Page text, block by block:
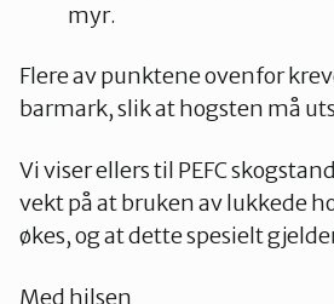
myr.
Flere av punktene ovenfor
barmark, slik at hogsten må
Vi viser ellers til PEFC
vekt på at bruken av lukkede
økes, og at dette spesielt
Med hilsen